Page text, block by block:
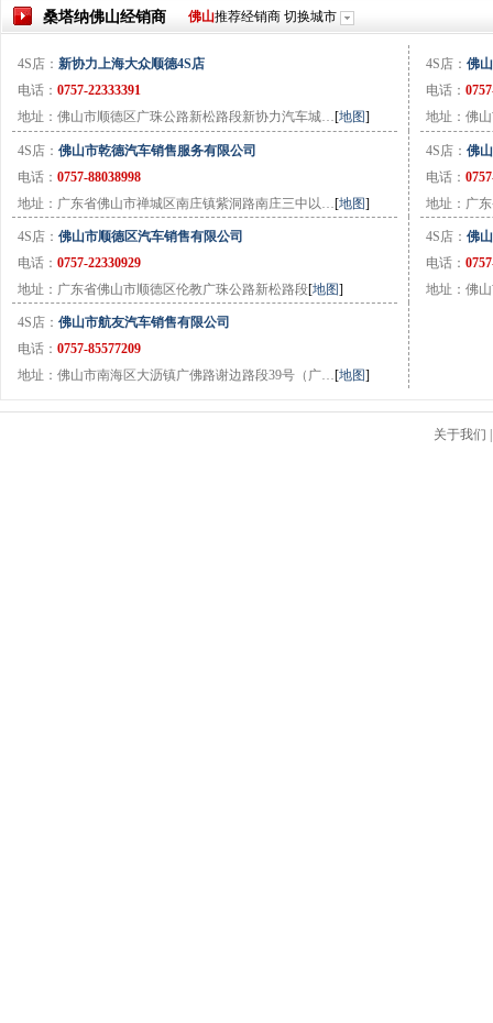
桑塔纳佛山经销商 佛山推荐经销商 切换城市
4S店： 新协力上海大众顺德4S店
电话： 0757-22333391
地址：佛山市顺德区广珠公路新松路段新协力汽车城…[地图]
4S店： 佛
电话：
地址：佛
4S店： 佛山市乾德汽车销售服务有限公司
电话： 0757-88038998
地址：广东省佛山市禅城区南庄镇紫洞路南庄三中以…[地图]
4S店： 佛
电话：
地址：广
4S店： 佛山市顺德区汽车销售有限公司
电话： 0757-22330929
地址：广东省佛山市顺德区伦教广珠公路新松路段[地图]
4S店： 佛
电话：
地址：佛
4S店： 佛山市航友汽车销售有限公司
电话： 0757-85577209
地址：佛山市南海区大沥镇广佛路谢边路段39号（广…[地图]
关于我们